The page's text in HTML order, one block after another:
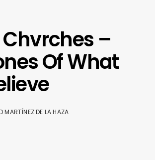
–
Of What
MARTÍNEZ DE LA HAZA